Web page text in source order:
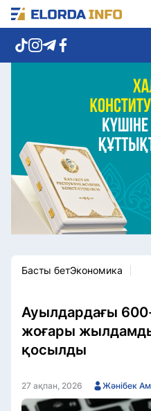
Елорда жаңалықтары
Саясат
Әлеумет
Экономика
Спорт
Мәдениет
Басты бетЭкономика
Ауылдардағы
жоғары
қосылды
27 ақпан, 2026 Жәнібек